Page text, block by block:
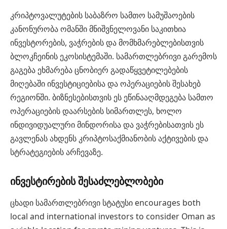
კრიპტოვალუტების საბაზრო სამთო სამუშაოების
კანონურობა ომანში მნიშვნელოვანი საკითხია
ინვესტორების, ვაჭრების და მომხმარებლებისთვის
ბლოკჩეინის ეკოსისტემაში. სამართლებრივი გარემოს
გაგება ეხმარება ცნობიერ გადაწყვეტილებების
მიღებაში ინვესტიციებისა და ოპერაციების შესახებ
რეგიონში. ბიზნესებისთვის ეს ეწინააღმდეგება სამთო
ოპერაციების დაარსების სიმართლეს, ხოლო
ინდივიდუალური მინდორისა და ვაჭრებისათვის ეს
გავლენას ახდენს კრიპტოსაქმიანობის აქტივების და
სტრატეგიების არჩევაზე.
ინვესტირების შესაძლებლობები
ცხადი სამართლებრივი სტატუსი encourages both
local and international investors to consider Oman as